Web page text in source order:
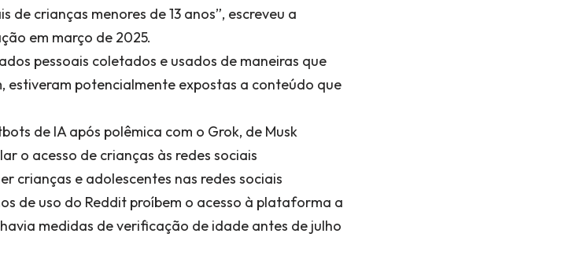
de crianças menores de 13 anos”, escreveu a
em março de 2025.
pessoais coletados e usados de maneiras que
estiveram potencialmente expostas a conteúdo que
de IA após polêmica com o Grok, de Musk
o acesso de crianças às redes sociais
crianças e adolescentes nas redes sociais
de uso do Reddit proíbem o acesso à plataforma a
medidas de verificação de idade antes de julho